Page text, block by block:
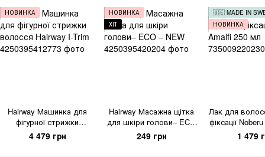
НОВИНКА
Hairway Машинка для
фігурної стрижки
волосся Hairway I-Trim
4 479 грн
НОВИНКА
ХІТ
Hairway Масажна щітка
для шкіри голови– ECO
– NEW
249 грн
🇸🇪 MADE IN
НОВИНКА
Лак для
фіксації
мл
1 479